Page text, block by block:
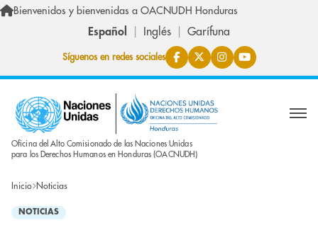
Pasar al contenido principal
Bienvenidos y bienvenidas a OACNUDH Honduras
Español Inglés Garífuna
Síguenos en redes sociales
Oficina del Alto Comisionado de las Naciones Unidas
para los Derechos Humanos en Honduras (OACNUDH)
Inicio Noticias
NOTICIAS